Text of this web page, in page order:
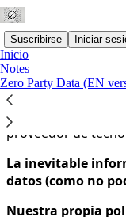
Suscribirse Iniciar
Inicio
Notes
Zero Party Data (EN
Aceptas la política
continuación y la
proveedor de
La inevitable
datos (como no
Nuestra propia